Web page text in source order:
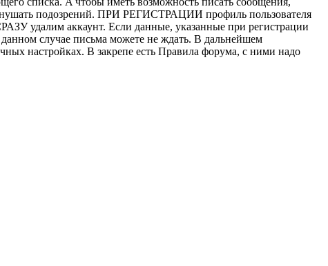
подозрений. ПРИ РЕГИСТРАЦИИ профиль пользователя
удалим аккаунт. Если данные, указанные при регистрации
случае письма можете не ждать. В дальнейшем
настройках. В закрепе есть Правила форума, с ними надо